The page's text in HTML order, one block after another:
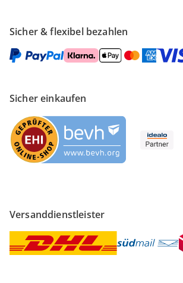
Sicher & flexibel bezahlen
Sicher einkaufen
Versanddienstleister